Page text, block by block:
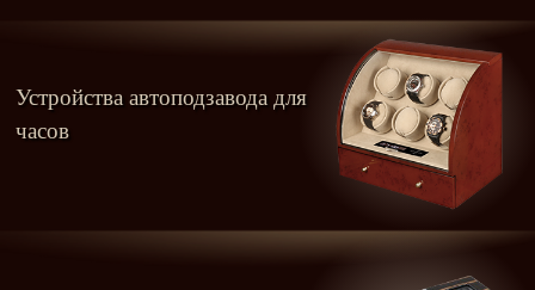
Устройства автоподзавода для
часов